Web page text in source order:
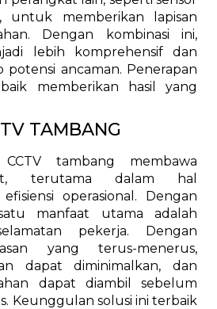
untuk memberikan lapisan
Dengan kombinasi ini,
lebih komprehensif dan
potensi ancaman. Penerapan
memberikan hasil yang
TAMBANG
CCTV tambang membawa
terutama dalam hal
operasional. Dengan
manfaat utama adalah
pekerja. Dengan
yang terus-menerus,
dapat diminimalkan, dan
dapat diambil sebelum
Keunggulan solusi ini terbaik